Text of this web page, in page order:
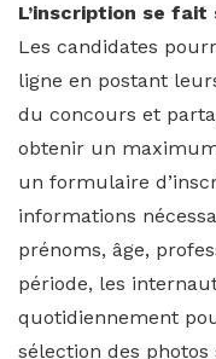
L’inscription se
Les candidates
ligne en postant
du concours et
obtenir un
un formulaire
informations
prénoms, âge,
période, les
quotidiennement
sélection des